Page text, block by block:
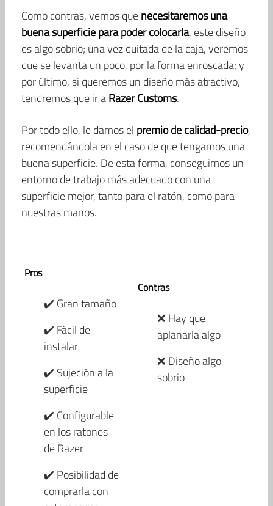
Como contras, vemos quenecesitaremos una
buena superficie para poder colocarla, este diseño
es algo sobrio; una vez quitada de la caja, veremos
que se levanta un poco, por la forma enroscada; y
por último, si queremos un diseño más atractivo,
tendremos que ir aRazer Customs.
Por todo ello, le damos el premio de calidad-precio,
recomendándola en el caso de que tengamos una
buena superficie. De esta forma, conseguimos un
entorno de trabajo más adecuado con una
superficie mejor, tanto para el ratón, como para
nuestras manos.
Pros
✔️ Gran tamaño
✔️ Fácil de
instalar
✔️ Sujeción a la
superficie
✔️ Configurable
en los ratones
de Razer
✔️ Posibilidad de
comprarla con
Contras
❌ Hay que
aplanarla algo
❌ Diseño algo
sobrio